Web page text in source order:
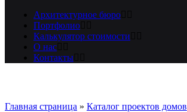
Архитектурное бюро
Портфолио
Калькулятор стоимости
О нас
Контакты
Главная страница » Каталог проектов домов